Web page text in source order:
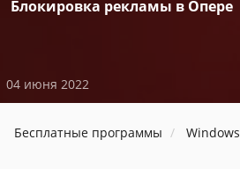
Блокировка рекламы в Опере
04 июня 2022
Бесплатные программы Windows